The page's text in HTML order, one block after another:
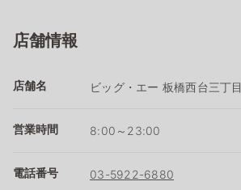
店舗情報
店舗名 ビッグ・エー 板橋西台三丁目
営業時間 8:00～23:00
電話番号 03-5922-6880